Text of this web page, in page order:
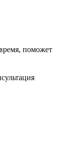
поможет